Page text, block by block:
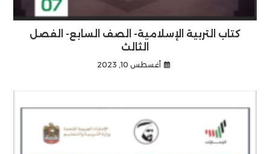
كتاب التربية الإسلامية- الصف السابع- الفصل
الثالث
أغسطس 10, 2023